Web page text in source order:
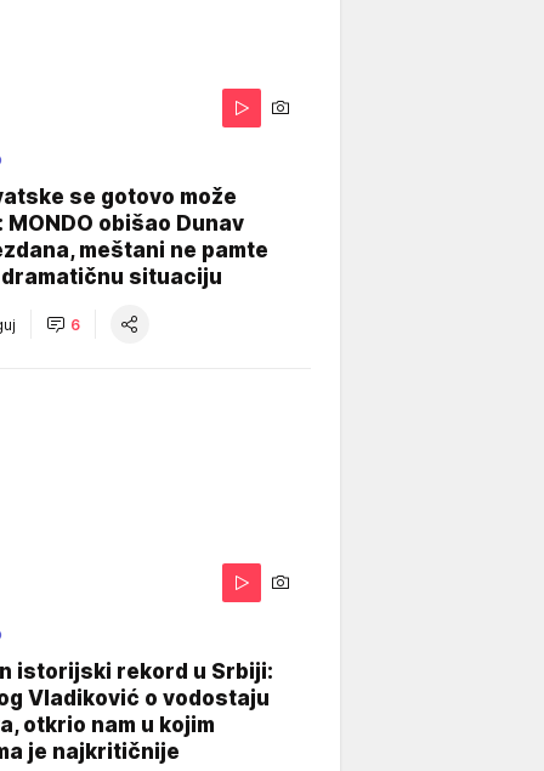
se gotovo može
MONDO obišao Dunav
meštani ne pamte
situaciju
6
istorijski rekord u Srbiji:
Vladiković o vodostaju
otkrio nam u kojim
je najkritičnije